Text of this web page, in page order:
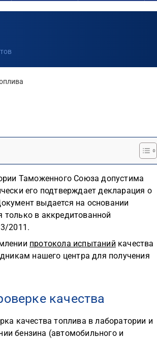
Таможенного Союза допустима
его подтверждает декларация о
выдается на основании
в аккредитованной
2011.
протокола испытаний качества
нашего центра для получения
качества
качества топлива в лаборатории и
бензина (автомобильного и